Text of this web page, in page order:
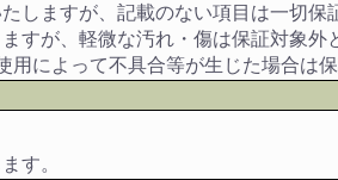
しますが、記載のない項目は一切保
すが、軽微な汚れ・傷は保証対象外
によって不具合等が生じた場合は保
す。